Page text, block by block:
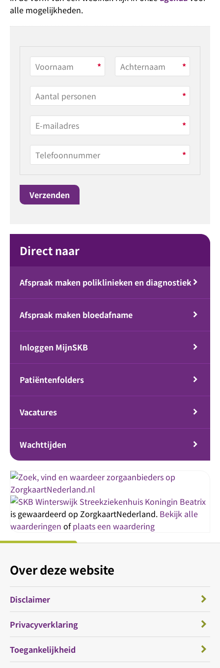
alle mogelijkheden.
Direct naar
Afspraak maken poliklinieken en diagnostiek
Afspraak maken bloedafname
Inloggen MijnSKB
Patiëntenfolders
Vacatures
Wachttijden
Streekziekenhuis Koningin Beatrix
is gewaardeerd op ZorgkaartNederland. Bekijk alle
waarderingen ofplaats een waardering
Over deze website
Disclaimer
Privacyverklaring
Toegankelijkheid